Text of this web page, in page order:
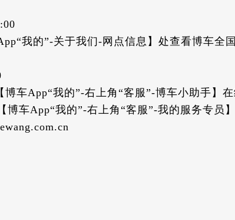
我的”-关于我们-网点信息】处查看博车全
博车App“我的”-右上角“客服”-博车小助手】
博车App“我的”-右上角“客服”-我的服务专员